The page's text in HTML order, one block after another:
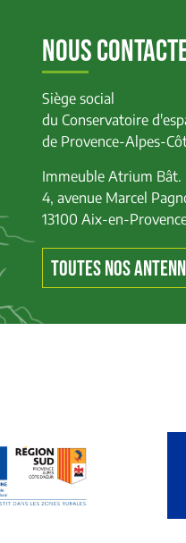
NOUS
Siège social
du Conservatoire
de Provence-Alpes-
Immeuble Atrium Bât.
4, avenue Marcel
13100 Aix-en-
TOUTES NOS